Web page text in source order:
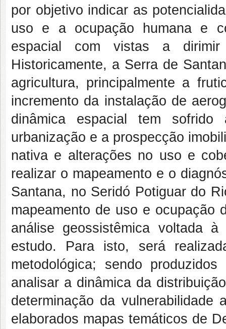
por objetivo indicar as
uso e a ocupação humana e
espacial com vistas a
Historicamente, a Serra de
agricultura, principalmente a
incremento da instalação de
dinâmica espacial tem
urbanização e a prospecção
nativa e alterações no uso e
realizar o mapeamento e o
Santana, no Seridó Potiguar do
mapeamento de uso e ocupação
análise geossistêmica voltada
estudo. Para isto, será
metodológica; sendo
analisar a dinâmica da
determinação da
elaborados mapas temáticos de